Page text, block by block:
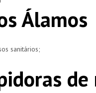
Álamos
sanitários;